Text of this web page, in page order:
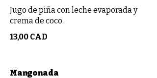
Jugo de piña con leche evaporada y
crema de coco.
13,00 CAD
Mangonada